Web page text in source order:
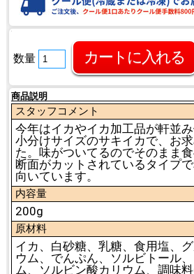
数量
商品説明
スタッフコメント
今年はイカやイカ加工品が軒並み
小分けサイズのサキイカで、お
た。味がついてるのでそのまま食
断面がカットされているタイプ
向いています。
内容量
200g
原材料
イカ、白砂糖、乳糖、食用塩、
ウム、でんぷん、ソルビトール
ム、ソルビン酸カリウム、調味